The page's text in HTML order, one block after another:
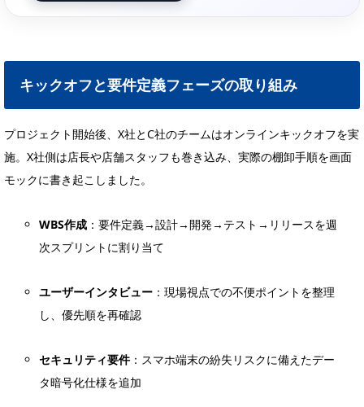
キックオフと要件定義フェーズの取り組み
プロジェクト開始後、X社とC社のチームはオンラインキックオフを実
施。X社側は店長や店舗スタッフも巻き込み、実際の棚卸手順を画面
モックに書き起こしました。
WBS作成 ：要件定義→設計→開発→テスト→リリースを週
次スプリントに割り当て
ユーザーインタビュー ：現場視点での不便ポイントを整理
し、優先順を再確認
セキュリティ要件：スマホ端末の紛失リスクに備えたデー
タ暗号化仕様を追加